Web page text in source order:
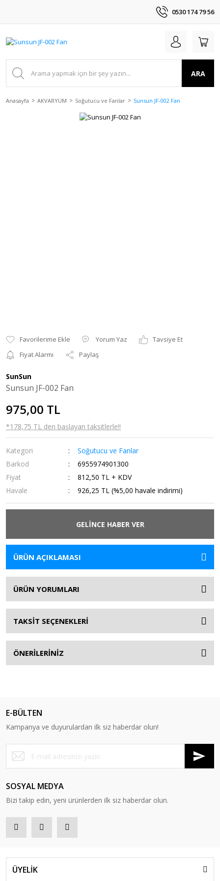
0530 174 79 56
ARA
Anasayfa AKVARYUM Soğutucu ve Fanlar Sunsun JF-002 Fan
Yorum Yaz
Tavsiye Et
Fiyat Alarmı
Paylaş
SunSun
Sunsun JF-002 Fan
975,00 TL
*178,75 TL den başlayan taksitlerle!!
Kategori
Soğutucu ve Fanlar
Barkod
6955974901300
Fiyat
812,50 TL + KDV
Havale
926,25 TL (%5,00 havale indirimi)
GELİNCE HABER VER
ÜRÜN AÇIKLAMASI
ÜRÜN YORUMLARI
TAKSİT SEÇENEKLERİ
ÖNERİLERİNİZ
E-BÜLTEN
Kampanya ve duyurulardan ilk siz haberdar olun!
SOSYAL MEDYA
Bizi takip edin, yeni ürünlerden ilk siz haberdar olun.
ÜYELİK